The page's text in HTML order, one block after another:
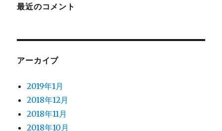
最近のコメント
アーカイブ
2019年1月
2018年12月
2018年11月
2018年10月